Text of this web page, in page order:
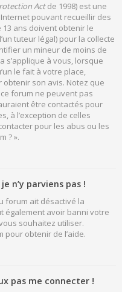
Actde 1998) est une
pouvant recueillir des
ans doivent obtenir le
tuteur légal) pour la collecte
un mineur de moins de
s’applique à vous, lorsque
le fait à votre place,
son avis. Notez que
forum ne peuvent pas
être contactés pour
à l’exception de celles
pour les abus ou les
? ».
n’y parviens pas !
forum ait désactivé la
également avoir banni votre
souhaitez utiliser.
obtenir de l’aide.
pas me connecter !